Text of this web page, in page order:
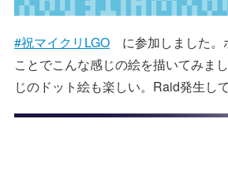
#祝マイクリLGO に参加しました。
ことでこんな感じの絵を描いてみま
じのドット絵も楽しい。Raid発生し